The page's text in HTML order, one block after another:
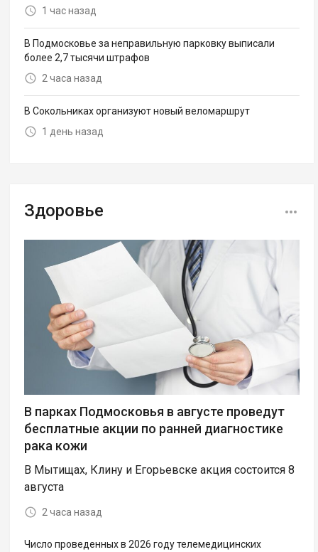
1 час назад
В Подмосковье за неправильную парковку выписали
более 2,7 тысячи штрафов
2 часа назад
В Сокольниках организуют новый веломаршрут
1 день назад
Здоровье
В парках Подмосковья в августе проведут
бесплатные акции по ранней диагностике
рака кожи
В Мытищах, Клину и Егорьевске акция состоится 8
августа
2 часа назад
Число проведенных в 2026 году телемедицинских